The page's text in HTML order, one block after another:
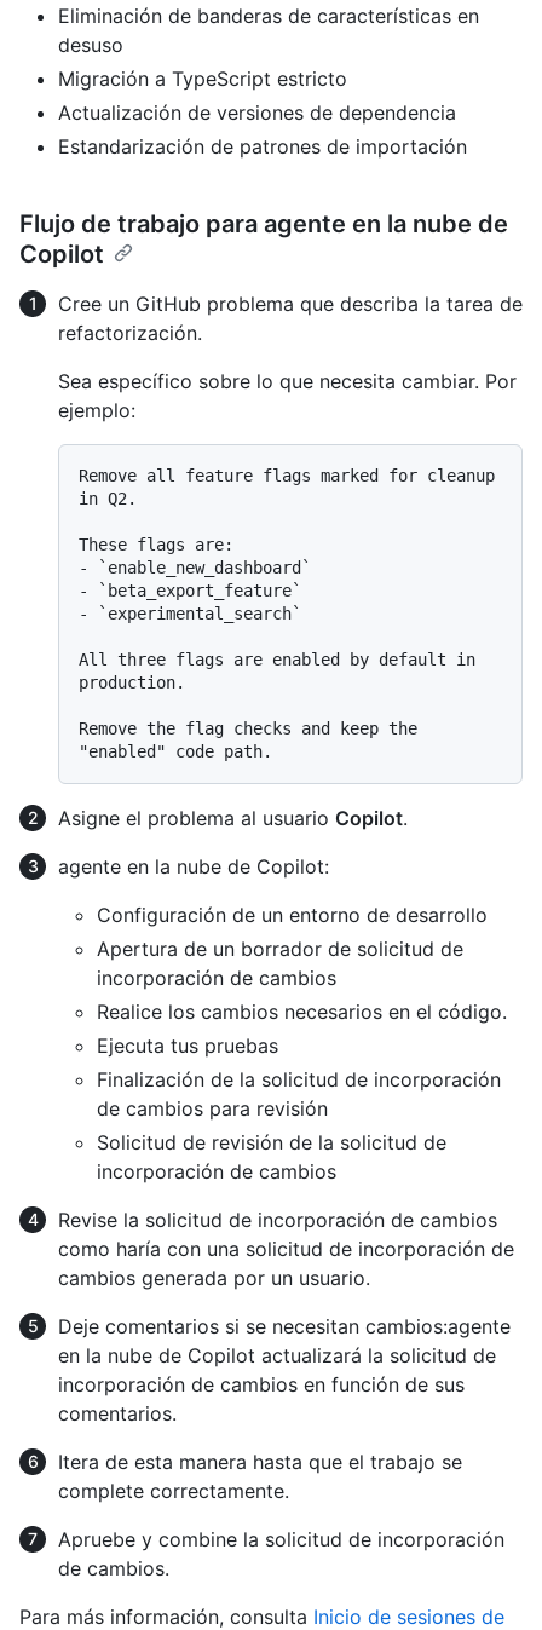
Eliminación de banderas de características en
desuso
Migración a TypeScript estricto
Actualización de versiones de dependencia
Estandarización de patrones de importación
Flujo de trabajo para agente en la nube de
Copilot
Cree un GitHub problema que describa la tarea de
refactorización.
Sea específico sobre lo que necesita cambiar. Por
ejemplo:
Remove all feature flags marked for cleanup
in Q2.
-
`enable_new_dashboard`
-
`beta_export_feature`
-
`experimental_search`
All three flags are enabled by default in
production.
Remove the flag checks and keep the
Asigne el problema al usuario Copilot.
agente en la nube de Copilot:
Configuración de un entorno de desarrollo
Apertura de un borrador de solicitud de
incorporación de cambios
Realice los cambios necesarios en el código.
Ejecuta tus pruebas
Finalización de la solicitud de incorporación
de cambios para revisión
Solicitud de revisión de la solicitud de
incorporación de cambios
Revise la solicitud de incorporación de cambios
como haría con una solicitud de incorporación de
cambios generada por un usuario.
Deje comentarios si se necesitan cambios:agente
en la nube de Copilot actualizará la solicitud de
incorporación de cambios en función de sus
comentarios.
Itera de esta manera hasta que el trabajo se
complete correctamente.
Apruebe y combine la solicitud de incorporación
de cambios.
Para más información, consulta Inicio de sesiones de